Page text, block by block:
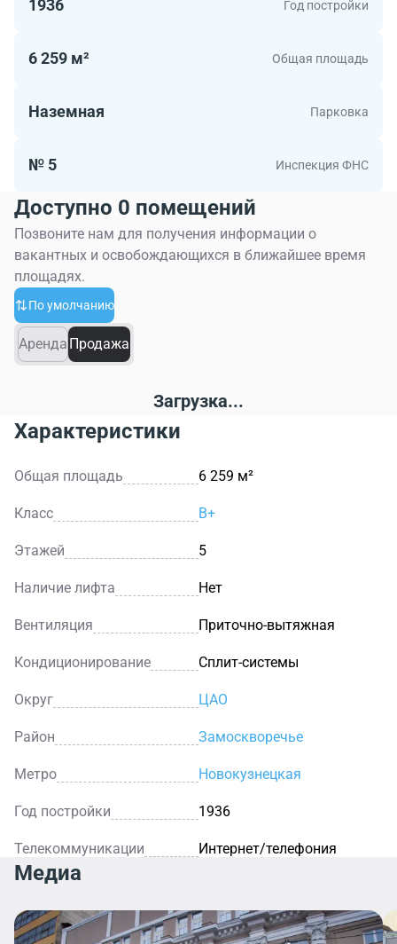
квадратных. Офисы в объекте - подходящий выбор
1936 Год постройки
6 259 м² Общая площадь
Наземная Парковка
№ 5 Инспекция ФНС
Доступно 0 помещений
Позвоните нам для получения информации о
вакантных и освобождающихся в ближайшее время
площадях.
По умолчанию
Аренда Продажа
Загрузка...
Характеристики
Общая площадь 6 259 м²
Класс B+
Этажей 5
Наличие лифта Нет
Вентиляция Приточно-вытяжная
Кондиционирование Сплит-системы
Округ ЦАО
Район Замоскворечье
Метро Новокузнецкая
Год постройки 1936
Телекоммуникации Интернет/телефония
Медиа